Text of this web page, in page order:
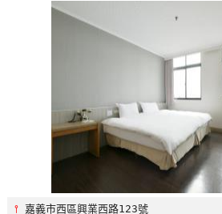
紅
⫯嘉義市西區興業西路123號